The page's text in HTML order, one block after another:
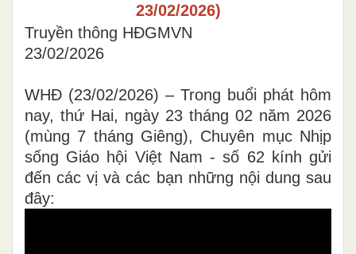
23/02/2026)
Truyền thông HĐGMVN
23/02/2026
WHĐ (23/02/2026) – Trong buổi phát hôm
nay, thứ Hai, ngày 23 tháng 02 năm 2026
(mùng 7 tháng Giêng), Chuyên mục Nhịp
sống Giáo hội Việt Nam - số 62 kính gửi
đến các vị và các bạn những nội dung sau
đây: